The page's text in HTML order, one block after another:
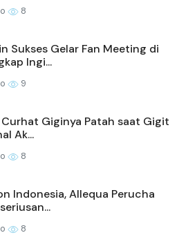
8
Sukses Gelar Fan Meeting di
Ingi...
9
Giginya Patah saat Gigit
Ak...
8
Indonesia, Allequa Perucha
8